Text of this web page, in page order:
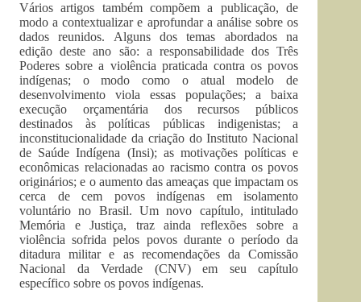
Vários artigos também compõem a publicação, de
modo a contextualizar e aprofundar a análise sobre os
dados reunidos. Alguns dos temas abordados na
edição deste ano são: a responsabilidade dos Três
Poderes sobre a violência praticada contra os povos
indígenas; o modo como o atual modelo de
desenvolvimento viola essas populações; a baixa
execução orçamentária dos recursos públicos
destinados às políticas públicas indigenistas; a
inconstitucionalidade da criação do Instituto Nacional
de Saúde Indígena (Insi); as motivações políticas e
econômicas relacionadas ao racismo contra os povos
originários; e o aumento das ameaças que impactam os
cerca de cem povos indígenas em isolamento
voluntário no Brasil. Um novo capítulo, intitulado
Memória e Justiça, traz ainda reflexões sobre a
violência sofrida pelos povos durante o período da
ditadura militar e as recomendações da Comissão
Nacional da Verdade (CNV) em seu capítulo
específico sobre os povos indígenas.